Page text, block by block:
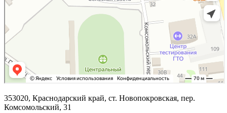
353020, Краснодарский край, ст. Новопокровская, пер.
Комсомольский, 31